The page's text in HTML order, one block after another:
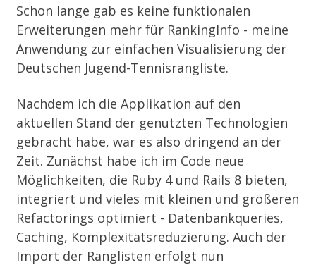
Schon lange gab es keine funktionalen
Erweiterungen mehr für RankingInfo - meine
Anwendung zur einfachen Visualisierung der
Deutschen Jugend-Tennisrangliste.
Nachdem ich die Applikation auf den
aktuellen Stand der genutzten Technologien
gebracht habe, war es also dringend an der
Zeit. Zunächst habe ich im Code neue
Möglichkeiten, die Ruby 4 und Rails 8 bieten,
integriert und vieles mit kleinen und größeren
Refactorings optimiert - Datenbankqueries,
Caching, Komplexitätsreduzierung. Auch der
Import der Ranglisten erfolgt nun